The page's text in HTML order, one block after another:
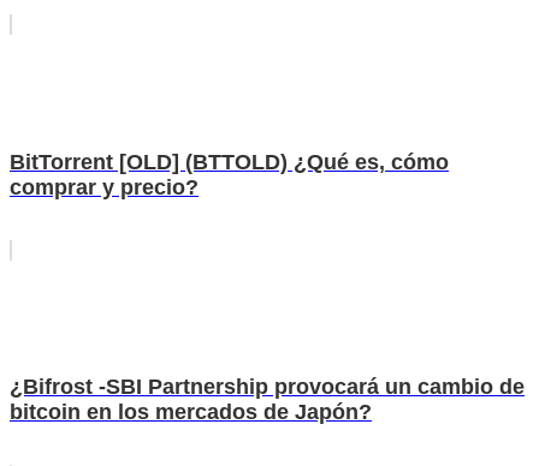
BitTorrent [OLD] (BTTOLD) ¿Qué es, cómo
comprar y precio?
¿Bifrost -SBI Partnership provocará un cambio de
bitcoin en los mercados de Japón?